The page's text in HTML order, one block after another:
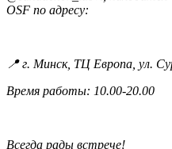
OSF по адресу:
📍г. Минск, ТЦ Европа, ул.
Время работы: 10.00-20.00
Всегда рады встрече!